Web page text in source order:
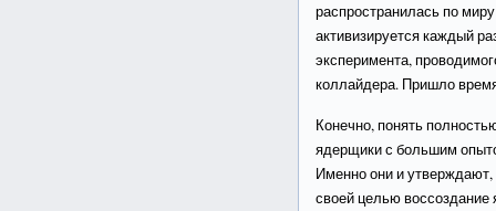
распространилась по
активизируется каждый
эксперимента,
коллайдера. Пришло
Конечно, понять
ядерщики с большим
Именно они и
своей целью воссоздание